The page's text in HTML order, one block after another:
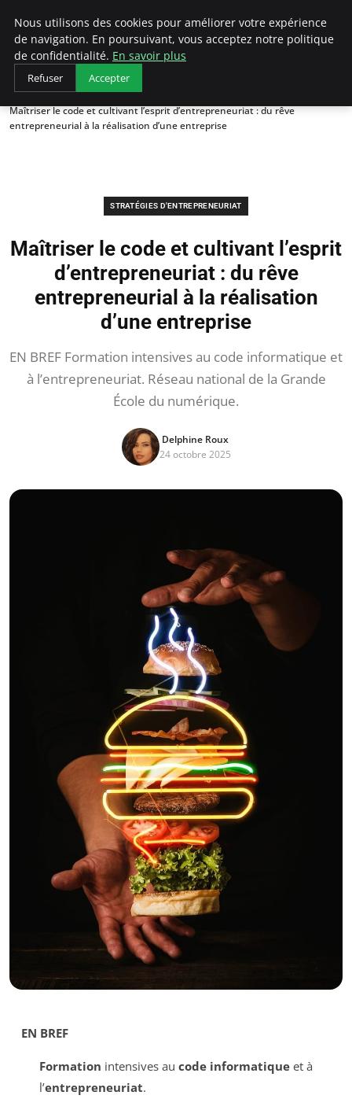
LECFCM
Accueil
Stratégies d'entrepreneuriat
Maîtriser le code et cultivant l’esprit d’entrepreneuriat : du rêve
entrepreneurial à la réalisation d’une entreprise
STRATÉGIES D'ENTREPRENEURIAT
Maîtriser le code et cultivant l’esprit
d’entrepreneuriat : du rêve
entrepreneurial à la réalisation
d’une entreprise
EN BREF Formation intensives au code informatique et
à l’entrepreneuriat. Réseau national de la Grande
École du numérique.
Delphine Roux
24 octobre 2025
EN BREF
Formation intensives au code informatiqueet à
l’entrepreneuriat.
Nous utilisons des cookies pour améliorer votre expérience
de navigation. En poursuivant, vous acceptez notre politique
de confidentialité. En savoir plus
Refuser Accepter